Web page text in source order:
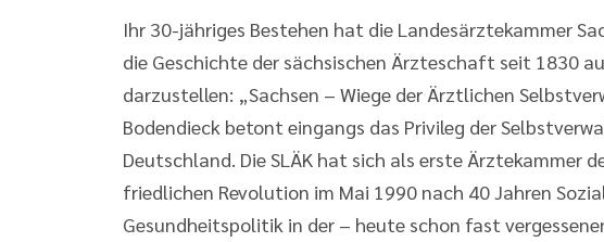
Ihr 30-jähriges Bestehen hat die Landesärztekammer
die Geschichte der sächsischen Ärzteschaft seit 1830
darzustellen: „Sachsen – Wiege der Ärztlichen
Bodendieck betont eingangs das Privileg der
Deutschland. Die SLÄK hat sich als erste Ärztekammer
friedlichen Revolution im Mai 1990 nach 40 Jahren
Gesundheitspolitik in der – heute schon fast